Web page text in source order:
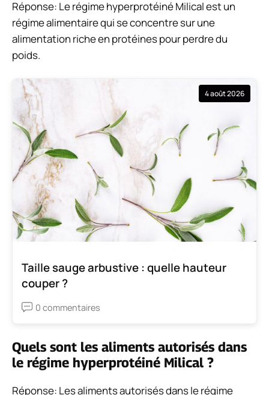
Réponse: Le régime hyperprotéiné Milical est un
régime alimentaire qui se concentre sur une
alimentation riche en protéines pour perdre du
poids.
4 août 2026
Taille sauge arbustive : quelle hauteur
couper ?
0 commentaires
Quels sont les aliments autorisés dans
le régime hyperprotéiné Milical ?
Réponse: Les aliments autorisés dans le régime